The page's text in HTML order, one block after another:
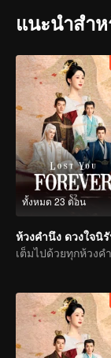
แนะนำสำ
ทั้งหมด 23 ตอน